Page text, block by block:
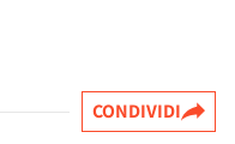
CONDIVIDI